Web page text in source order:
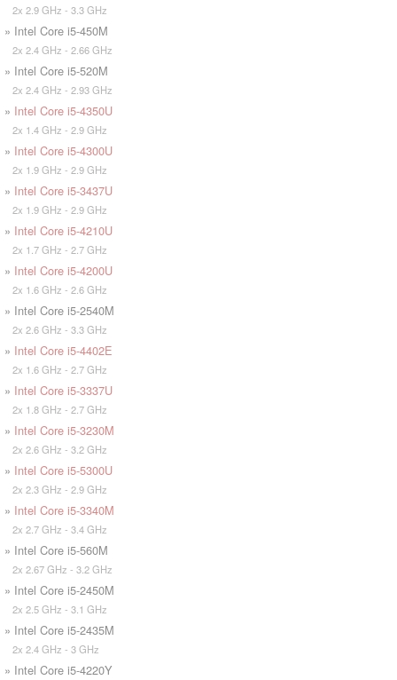
2x 2.9 GHz - 3.3 GHz
» Intel Core i5-450M
2x 2.4 GHz - 2.66 GHz
» Intel Core i5-520M
2x 2.4 GHz - 2.93 GHz
» Intel Core i5-4350U
2x 1.4 GHz - 2.9 GHz
» Intel Core i5-4300U
2x 1.9 GHz - 2.9 GHz
» Intel Core i5-3437U
2x 1.9 GHz - 2.9 GHz
» Intel Core i5-4210U
2x 1.7 GHz - 2.7 GHz
» Intel Core i5-4200U
2x 1.6 GHz - 2.6 GHz
» Intel Core i5-2540M
2x 2.6 GHz - 3.3 GHz
» Intel Core i5-4402E
2x 1.6 GHz - 2.7 GHz
» Intel Core i5-3337U
2x 1.8 GHz - 2.7 GHz
» Intel Core i5-3230M
2x 2.6 GHz - 3.2 GHz
» Intel Core i5-5300U
2x 2.3 GHz - 2.9 GHz
» Intel Core i5-3340M
2x 2.7 GHz - 3.4 GHz
» Intel Core i5-560M
2x 2.67 GHz - 3.2 GHz
» Intel Core i5-2450M
2x 2.5 GHz - 3.1 GHz
» Intel Core i5-2435M
2x 2.4 GHz - 3 GHz
» Intel Core i5-4220Y